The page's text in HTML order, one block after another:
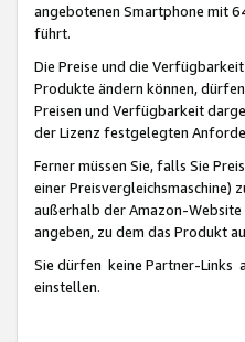
angebotenen Smartphone mit
führt.
Die Preise und die
Produkte ändern können,
Preisen und Verfügbarkeit
der Lizenz festgelegten
Ferner müssen Sie, falls Sie
einer Preisvergleichsmaschine)
außerhalb der Amazon-Website
angeben, zu dem das Produkt
Sie dürfen keine Partner-Links
einstellen.